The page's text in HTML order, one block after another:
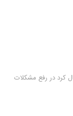
رفع مشکلات